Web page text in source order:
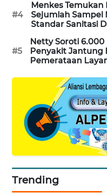
#4
Menkes Temukan
Sejumlah Sampel
Standar Sanitasi
#5
Netty Soroti
Penyakit Jantung
Pemerataan
Trending
MAWAKA
ID
MARTABAT
NET
MKLI
LKKI